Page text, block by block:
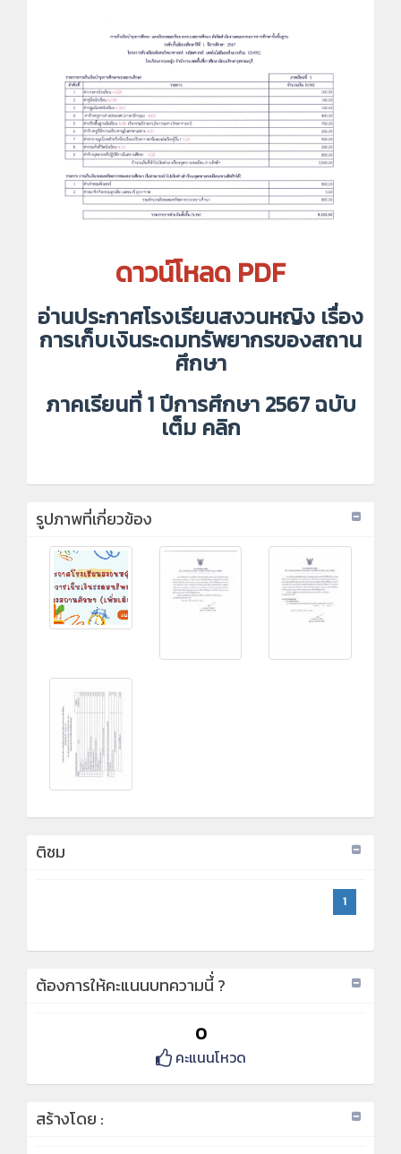
ดาวน์โหลด PDF
อ่านประกาศโรงเรียนสงวนหญิง เรื่อง
การเก็บเงินระดมทรัพยากรของสถาน
ศึกษา
ภาคเรียนที่ 1 ปีการศึกษา 2567 ฉบับ
เต็ม คลิก
รูปภาพที่เกี่ยวข้อง
ติชม
1
ต้องการให้คะแนนบทความนี้่ ?
0
คะแนนโหวด
สร้างโดย :